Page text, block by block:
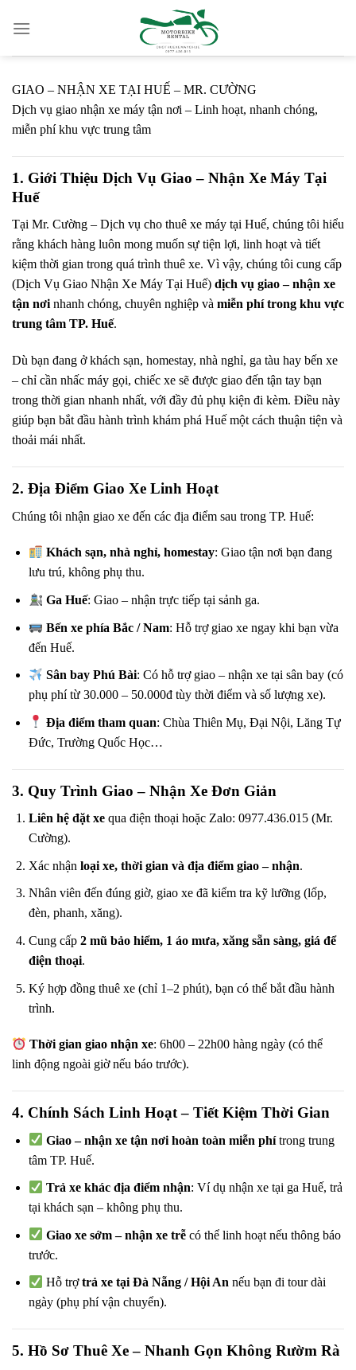
GIAO – NHẬN XE TẠI HUẾ – MR. CƯỜNG
Dịch vụ giao nhận xe máy tận nơi – Linh hoạt, nhanh chóng,
miễn phí khu vực trung tâm
1. Giới Thiệu Dịch Vụ Giao – Nhận Xe Máy Tại
Huế
Tại Mr. Cường – Dịch vụ cho thuê xe máy tại Huế, chúng tôi hiểu
rằng khách hàng luôn mong muốn sự tiện lợi, linh hoạt và tiết
kiệm thời gian trong quá trình thuê xe. Vì vậy, chúng tôi cung cấp
(Dịch Vụ Giao Nhận Xe Máy Tại Huế) dịch vụ giao – nhận xe
tận nơi nhanh chóng, chuyên nghiệp và miễn phí trong khu vực
trung tâm TP. Huế.
Dù bạn đang ở khách sạn, homestay, nhà nghỉ, ga tàu hay bến xe
– chỉ cần nhấc máy gọi, chiếc xe sẽ được giao đến tận tay bạn
trong thời gian nhanh nhất, với đầy đủ phụ kiện đi kèm. Điều này
giúp bạn bắt đầu hành trình khám phá Huế một cách thuận tiện và
thoải mái nhất.
2. Địa Điểm Giao Xe Linh Hoạt
Chúng tôi nhận giao xe đến các địa điểm sau trong TP. Huế:
Khách sạn, nhà nghỉ, homestay: Giao tận nơi bạn đang
lưu trú, không phụ thu.
Ga Huế: Giao – nhận trực tiếp tại sảnh ga.
Bến xe phía Bắc / Nam: Hỗ trợ giao xe ngay khi bạn vừa
đến Huế.
Sân bay Phú Bài: Có hỗ trợ giao – nhận xe tại sân bay (có
phụ phí từ 30.000 – 50.000đ tùy thời điểm và số lượng xe).
Địa điểm tham quan: Chùa Thiên Mụ, Đại Nội, Lăng Tự
Đức, Trường Quốc Học…
3. Quy Trình Giao – Nhận Xe Đơn Giản
Liên hệ đặt xequa điện thoại hoặc Zalo: 0977.436.015 (Mr.
Cường).
Xác nhận loại xe, thời gian và địa điểm giao – nhận.
Nhân viên đến đúng giờ, giao xe đã kiểm tra kỹ lưỡng (lốp,
đèn, phanh, xăng).
Cung cấp 2 mũ bảo hiểm, 1 áo mưa, xăng sẵn sàng, giá để
điện thoại.
Ký hợp đồng thuê xe (chỉ 1–2 phút), bạn có thể bắt đầu hành
trình.
Thời gian giao nhận xe: 6h00 – 22h00 hàng ngày (có thể
linh động ngoài giờ nếu báo trước).
4. Chính Sách Linh Hoạt – Tiết Kiệm Thời Gian
Giao – nhận xe tận nơi hoàn toàn miễn phítrong trung
tâm TP. Huế.
Trả xe khác địa điểm nhận: Ví dụ nhận xe tại ga Huế, trả
tại khách sạn – không phụ thu.
Giao xe sớm – nhận xe trễ có thể linh hoạt nếu thông báo
trước.
Hỗ trợtrả xe tại Đà Nẵng / Hội An nếu bạn đi tour dài
ngày (phụ phí vận chuyển).
5. Hồ Sơ Thuê Xe – Nhanh Gọn Không Rườm Rà